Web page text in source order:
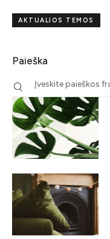
AKTUALIOS TEMOS
Paieška